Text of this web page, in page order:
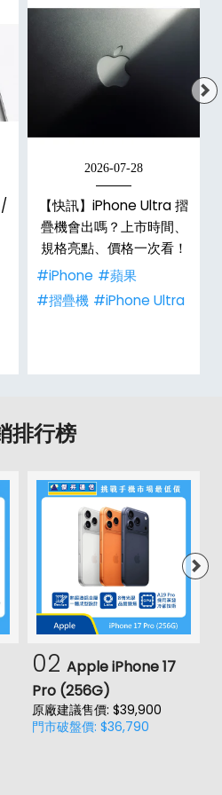
2026-07-28
【快訊】iPhone Ultra 摺
疊機會出嗎？上市時間、
規格亮點、價格一次看！
#iPhone #蘋果
#摺疊機 #iPhone Ultra
排行榜
02 Apple iPhone 17
Pro (256G)
原廠建議售價: $39,900
門市破盤價: $36,790